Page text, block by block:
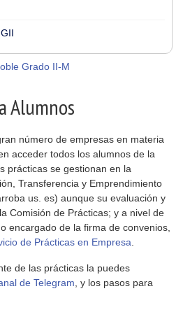
Grado II-M
Alumnos
número de empresas en materia
acceder todos los alumnos de la
prácticas se gestionan en la
Transferencia y Emprendimiento
us. es) aunque su evaluación y
Comisión de Prácticas; y a nivel de
encargado de la firma de convenios,
de Prácticas en Empresa
de las prácticas la puedes
de Telegram , y los pasos para